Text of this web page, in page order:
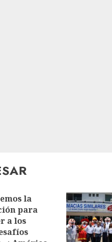
la
para
a los